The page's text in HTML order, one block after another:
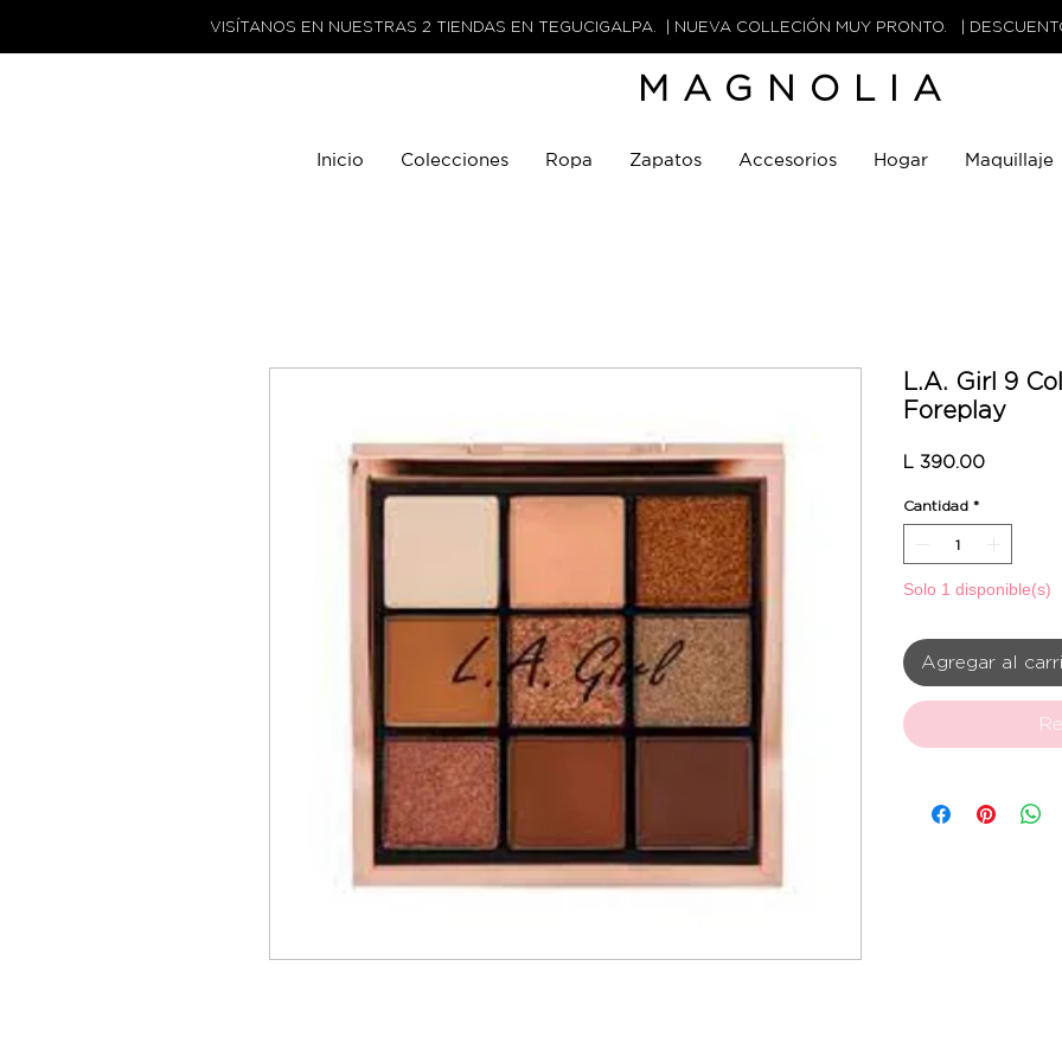
VISÍTANOS EN NUESTRAS 2 TIENDAS EN TEGUCIGALPA. | NUEVA COLLECIÓN MUY PRONTO. |
MAGNOLIA
Inicio Colecciones Ropa Zapatos Accesorios Hogar Maquillaje
L.A. Girl 9
Foreplay
L 390.00Precio
Cantidad *
Solo 1 disponible(s)
Agregar al